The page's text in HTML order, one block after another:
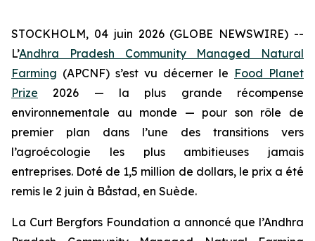
STOCKHOLM, 04 juin 2026 (GLOBE NEWSWIRE) --
L’Andhra Pradesh Community Managed Natural
Farming (APCNF) s’est vu décerner le Food Planet
Prize 2026 — la plus grande récompense
environnementale au monde — pour son rôle de
premier plan dans l’une des transitions vers
l’agroécologie les plus ambitieuses
jamais
entreprises. Doté de 1,5 million de dollars, le prix a été
remis le 2 juin à Båstad, en Suède.
La Curt Bergfors Foundation a annoncé que l’Andhra